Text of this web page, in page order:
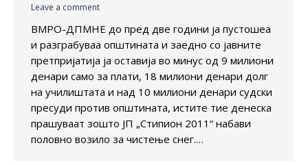
Leave a comment
ВМРО-ДПМНЕ до пред две години ја пустошеа
и разграбуваа општината и заедно со јавните
претпријатија ја оставија во минус од 9 милиони
денари само за плати, 18 милиони денари долг
на училиштата и над 10 милиони денари судски
пресуди против општината, истите тие денеска
прашуваат зошто ЈП „Стипион 2011“ набави
половно возило за чистење снег.…